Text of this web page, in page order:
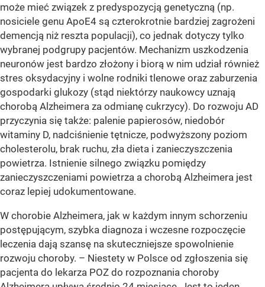
może mieć związek z predyspozycją genetyczną (np.
nosiciele genu ApoE4 są czterokrotnie bardziej zagrożeni
demencją niż reszta populacji), co jednak dotyczy tylko
wybranej podgrupy pacjentów. Mechanizm uszkodzenia
neuronów jest bardzo złożony i biorą w nim udział również
stres oksydacyjny i wolne rodniki tlenowe oraz zaburzenia
gospodarki glukozy (stąd niektórzy naukowcy uznają
chorobą Alzheimera za odmianę cukrzycy). Do rozwoju AD
przyczynia się także: palenie papierosów, niedobór
witaminy D, nadciśnienie tętnicze, podwyższony poziom
cholesterolu, brak ruchu, zła dieta i zanieczyszczenia
powietrza. Istnienie silnego związku pomiędzy
zanieczyszczeniami powietrza a chorobą Alzheimera jest
coraz lepiej udokumentowane.
W chorobie Alzheimera, jak w każdym innym schorzeniu
postępującym, szybka diagnoza i wczesne rozpoczęcie
leczenia dają szansę na skuteczniejsze spowolnienie
rozwoju choroby. – Niestety w Polsce od zgłoszenia się
pacjenta do lekarza POZ do rozpoznania choroby